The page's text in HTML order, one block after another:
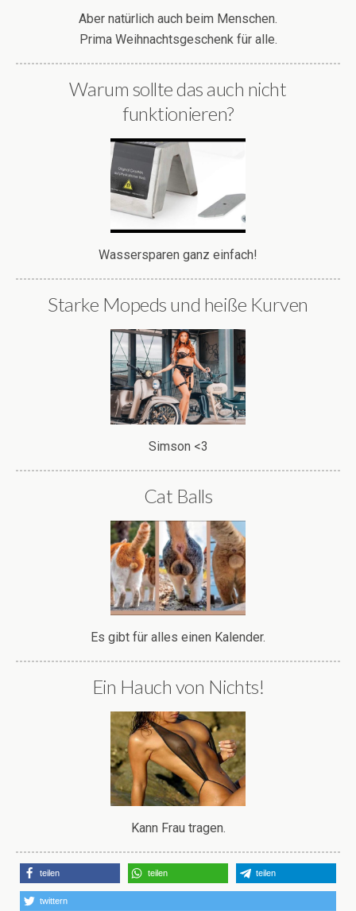
Aber natürlich auch beim Menschen.
Prima Weihnachtsgeschenk für alle.
Warum sollte das auch nicht
funktionieren?
Wassersparen ganz einfach!
Starke Mopeds und heiße Kurven
Simson <3
Cat Balls
Es gibt für alles einen Kalender.
Ein Hauch von Nichts!
Kann Frau tragen.
teilen teilen teilen
twittern